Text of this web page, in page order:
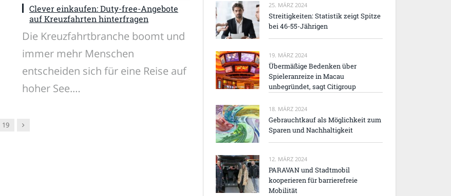
Clever einkaufen: Duty-free-Angebote
auf Kreuzfahrten hinterfragen
Die Kreuzfahrtbranche boomt und
immer mehr Menschen
entscheiden sich für eine Reise auf
hoher See.…
19 Nachfolger
25. MÄRZ 2024
Streitigkeiten: Statistik zeigt Spitze
bei 46-55-Jährigen
19. MÄRZ 2024
Übermäßige Bedenken über
Spieleranreize in Macau
unbegründet, sagt Citigroup
18. MÄRZ 2024
Gebrauchtkauf als Möglichkeit zum
Sparen und Nachhaltigkeit
12. MÄRZ 2024
PARAVAN und Stadtmobil
kooperieren für barrierefreie
Mobilität